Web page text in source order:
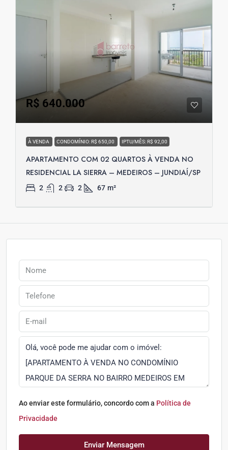
R$ 640.000
À VENDA CONDOMÍNIO: R$ 650,00 IPTU/MÊS: R$ 92,00
APARTAMENTO COM 02 QUARTOS À VENDA NO
RESIDENCIAL LA SIERRA – MEDEIROS – JUNDIAÍ/SP
2 2 2 67 m²
Ao enviar este formulário, concordo com a Política de
Privacidade
Enviar Mensagem